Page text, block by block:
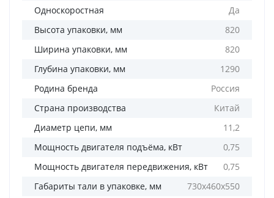
Односкоростная
Да
Высота упаковки, мм
820
Ширина упаковки, мм
820
Глубина упаковки, мм
1290
Родина бренда
Россия
Страна производства
Китай
Диаметр цепи, мм
11,2
Мощность двигателя подъёма, кВт
0,75
Мощность двигателя передвижения, кВт
0,75
Габариты тали в упаковке, мм
730х460х550